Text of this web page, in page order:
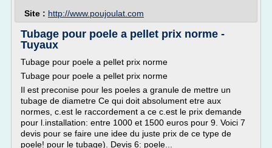
Site : http://www.poujoulat.com
Tubage pour poele a pellet prix norme -
Tuyaux
Tubage pour poele a pellet prix norme
Tubage pour poele a pellet prix norme
Il est preconise pour les poeles a granule de mettre un
tubage de diametre Ce qui doit absolument etre aux
normes, c.est le raccordement a ce c.est le prix demande
pour l.installation: entre 1000 et 1500 euros pour 9. Voici 7
devis pour se faire une idee du juste prix de ce type de
poele! pour le tubage). Devis 6: poele...